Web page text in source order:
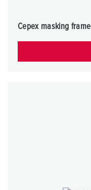
Cepex masking frame